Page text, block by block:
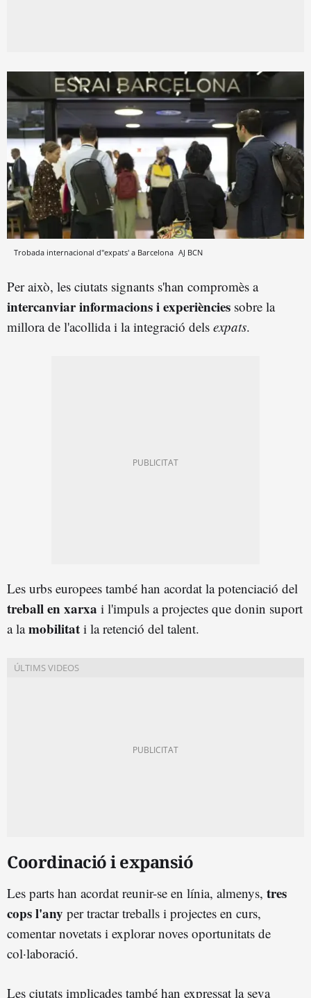
Trobada internacional d''expats' a Barcelona AJ BCN
Per això, les ciutats signants s'han compromès a
intercanviar informacions i experiències sobre la
millora de l'acollida i la integració dels expats.
Les urbs europees també han acordat la potenciació del
treball en xarxa i l'impuls a projectes que donin suport
a lamobilitat i la retenció del talent.
Coordinació i expansió
Les parts han acordat reunir-se en línia, almenys, tres
cops l'any per tractar treballs i projectes en curs,
comentar novetats i explorar noves oportunitats de
col·laboració.
Les ciutats implicades també han expressat la seva